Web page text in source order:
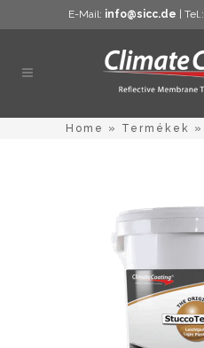
E-Mail: info@sicc.de | Tel.:
Home » Termékek »